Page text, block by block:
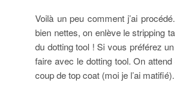
Voilà un peu comment j’ai
bien nettes, on enlève le stripping
du dotting tool ! Si vous préférez
faire avec le dotting tool. On
coup de top coat (moi je l’ai matifié).